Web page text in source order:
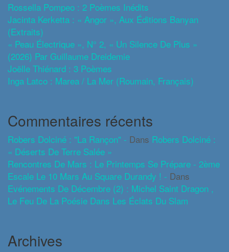
Rossella Pompeo : 2 Poèmes Inédits
Jacinta Kerketta : « Angor », Aux Éditions Banyan
(extraits)
« Peau Électrique », N° 2, « Un Silence De Plus »
(2026) Par Guillaume Dreidemie
Joëlle Thiénard : 3 Poèmes
Inga Latco : Marea / La Mer (roumain, Français)
Commentaires récents
Robers Dolciné : "La Rançon" - Dans Robers Dolciné :
« Déserts De Terre Salée »
Rencontres De Mars : Le Printemps Se Prépare - 2ème
Escale Le 10 Mars Au Square Durandy ! - Dans
Evénements De Décembre (2) : Michel Saint Dragon ,
Le Feu De La Poésie Dans Les Éclats Du Slam
Archives